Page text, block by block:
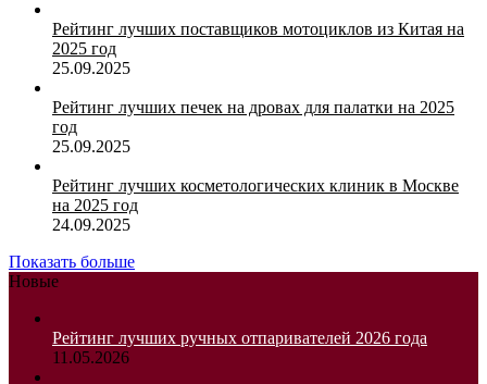
Рейтинг лучших поставщиков мотоциклов из Китая на
2025 год
25.09.2025
Рейтинг лучших печек на дровах для палатки на 2025
год
25.09.2025
Рейтинг лучших косметологических клиник в Москве
на 2025 год
24.09.2025
Показать больше
Новые
Рейтинг лучших ручных отпаривателей 2026 года
11.05.2026